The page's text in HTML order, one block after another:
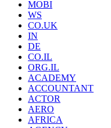
MOBI
WS
CO.UK
IN
DE
CO.IL
ORG.IL
ACADEMY
ACCOUNTANT
ACTOR
AERO
AFRICA